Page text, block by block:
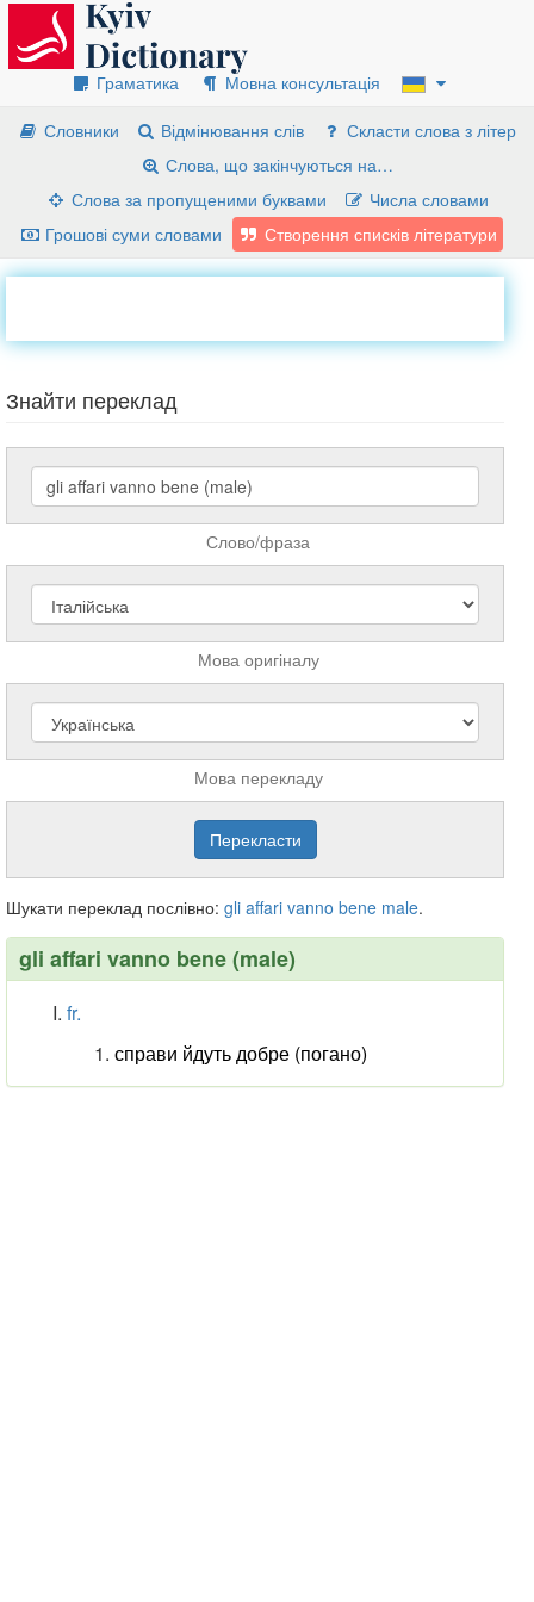
Граматика
Мовна консультація
Словники
Відмінювання слів
Скласти слова з літер
Слова, що закінчуються на…
Слова за пропущеними буквами
Числа словами
Грошові суми словами
Створення списків літератури
Знайти переклад
Слово/фраза
Мова оригіналу
Мова перекладу
Шукати переклад послівно: gli affari vanno bene male.
gli affari vanno bene (male)
fr.
справи йдуть добре (погано)